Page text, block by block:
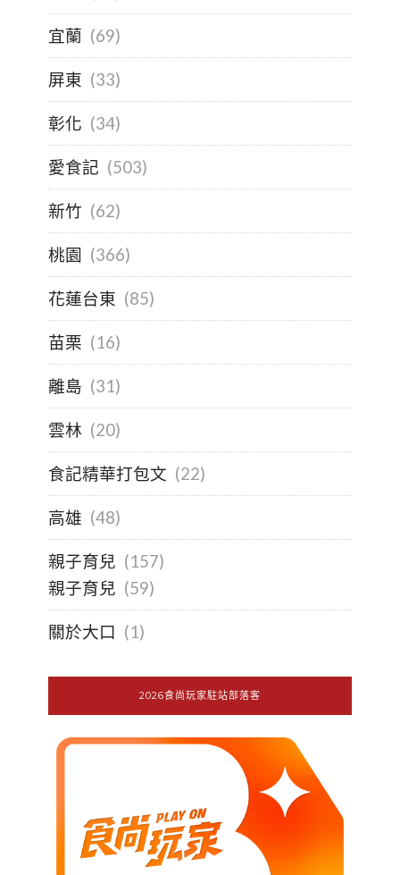
宜蘭 (69)
屏東 (33)
彰化 (34)
愛食記 (503)
新竹 (62)
桃園 (366)
花蓮台東 (85)
苗栗 (16)
離島 (31)
雲林 (20)
食記精華打包文 (22)
高雄 (48)
親子育兒 (157)
親子育兒 (59)
關於大口 (1)
2026食尚玩家駐站部落客